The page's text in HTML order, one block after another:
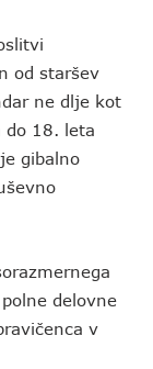
od staršev
ne dlje kot
do 18. leta
gibalno
delovne
v